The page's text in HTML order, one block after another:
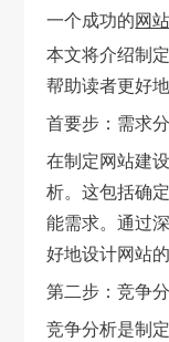
一个成功的网
本文将介绍制
帮助读者更好
首要步：需求
在制定网站建
析。这包括确
能需求。通过
好地设计网站
第二步：竞争
竞争分析是制